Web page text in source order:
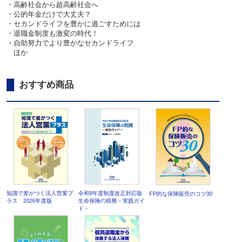
・高齢社会から超高齢社会へ
・公的年金だけで大丈夫？
・セカンドライフを豊かに過ごすためには
・退職金制度も激変の時代！
・自助努力でより豊かなセカンドライフ
ほか
おすすめ商品
知識で差がつく法人営業プ
ラス 2026年度版
令和8年度制度改正対応版
生命保険の税務－実践ガイ
ド－
FP的な保険販売のコツ30